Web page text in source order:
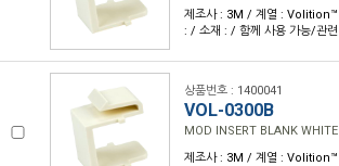
제조사 : 3M / 계열 :
: / 소재 : / 함께 사용 가능/관련
상품번호 : 1400041
VOL-0300B
MOD INSERT BLANK WHITE
제조사 : 3M / 계열 :